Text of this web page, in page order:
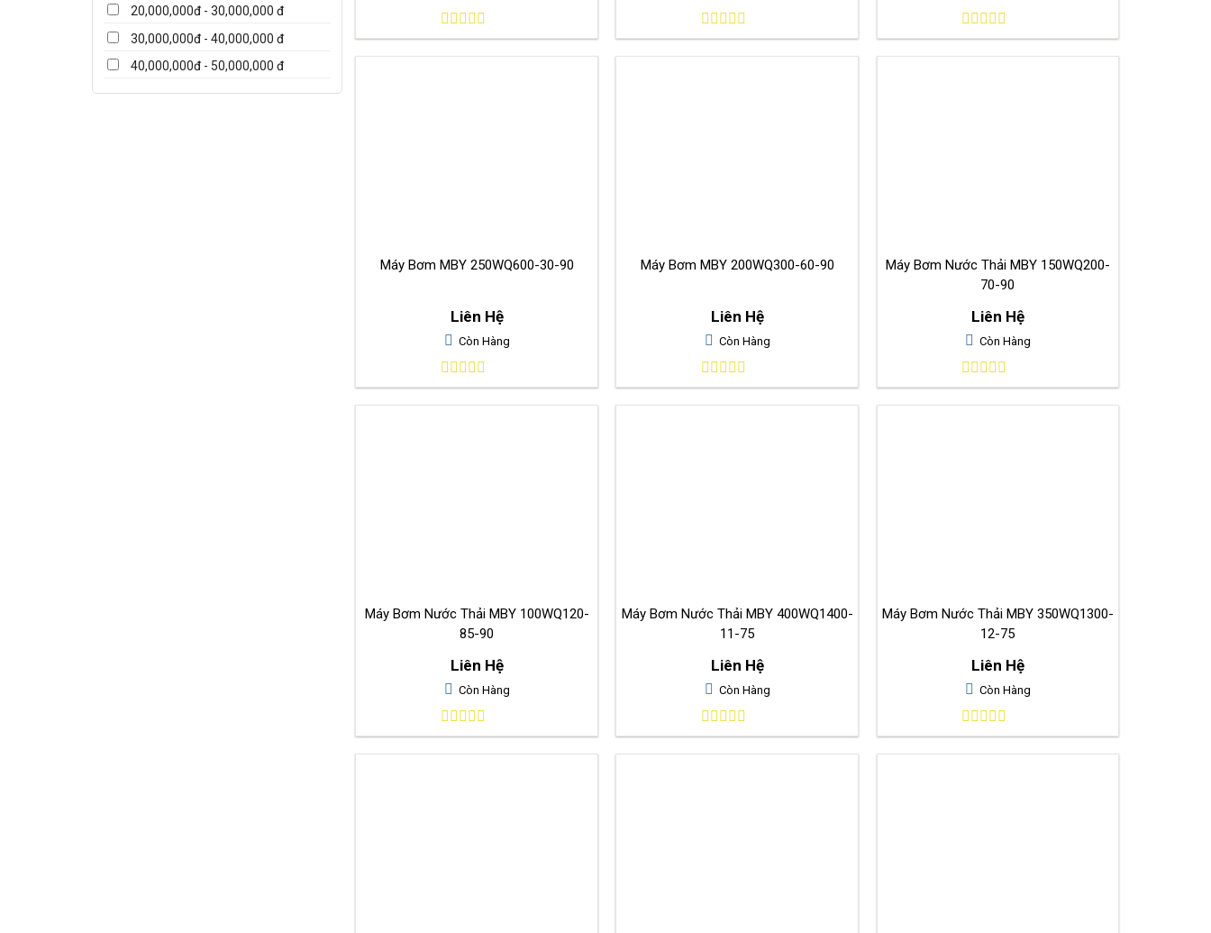
20,000,000đ - 30,000,000 đ
30,000,000đ - 40,000,000 đ
40,000,000đ - 50,000,000 đ
0
out
0
out
0
out
Máy Bơm MBY 250WQ600-30-90
Liên Hệ
Còn Hàng
0
out
Máy Bơm MBY 200WQ300-60-90
Liên Hệ
Còn Hàng
0
out
Máy Bơm Nước Thải MBY 150WQ200-
70-90
Liên Hệ
Còn Hàng
0
out
Máy Bơm Nước Thải MBY 100WQ120-
85-90
Liên Hệ
Còn Hàng
0
out
Máy Bơm Nước Thải MBY 400WQ1400-
11-75
Liên Hệ
Còn Hàng
0
out
Máy Bơm Nước Thải MBY 350WQ1300-
12-75
Liên Hệ
Còn Hàng
0
out